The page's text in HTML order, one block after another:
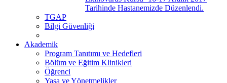
Tarihinde Hastanemizde Düzenlendi.
TGAP
Bilgi Güvenliği
Akademik
Program Tanıtımı ve Hedefleri
Bölüm ve Eğitim Klinikleri
Öğrenci
Yasa ve Yönetmelikler